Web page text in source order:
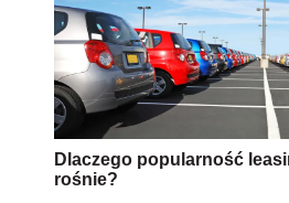
Dlaczego popularność
rośnie?